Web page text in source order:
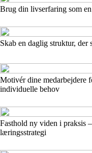
Brug din livserfaring som
Skab en daglig struktur,
Motivér dine medarbejdere
individuelle behov
Fasthold ny viden i praksis
læringsstrategi